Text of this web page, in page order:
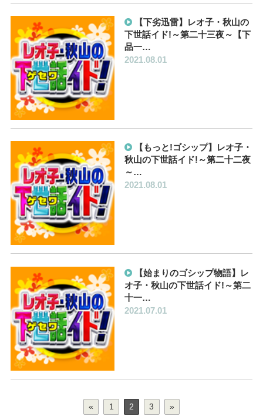
【下劣迅雷】レオ子・秋山の
下世話イド!～第二十三夜～【下
品一…
2021.08.01
【もっと!ゴシップ】レオ子・
秋山の下世話イド!～第二十二夜
～…
2021.08.01
【始まりのゴシップ物語】レ
オ子・秋山の下世話イド!～第二
十一…
2021.07.01
« 1 2 3 »